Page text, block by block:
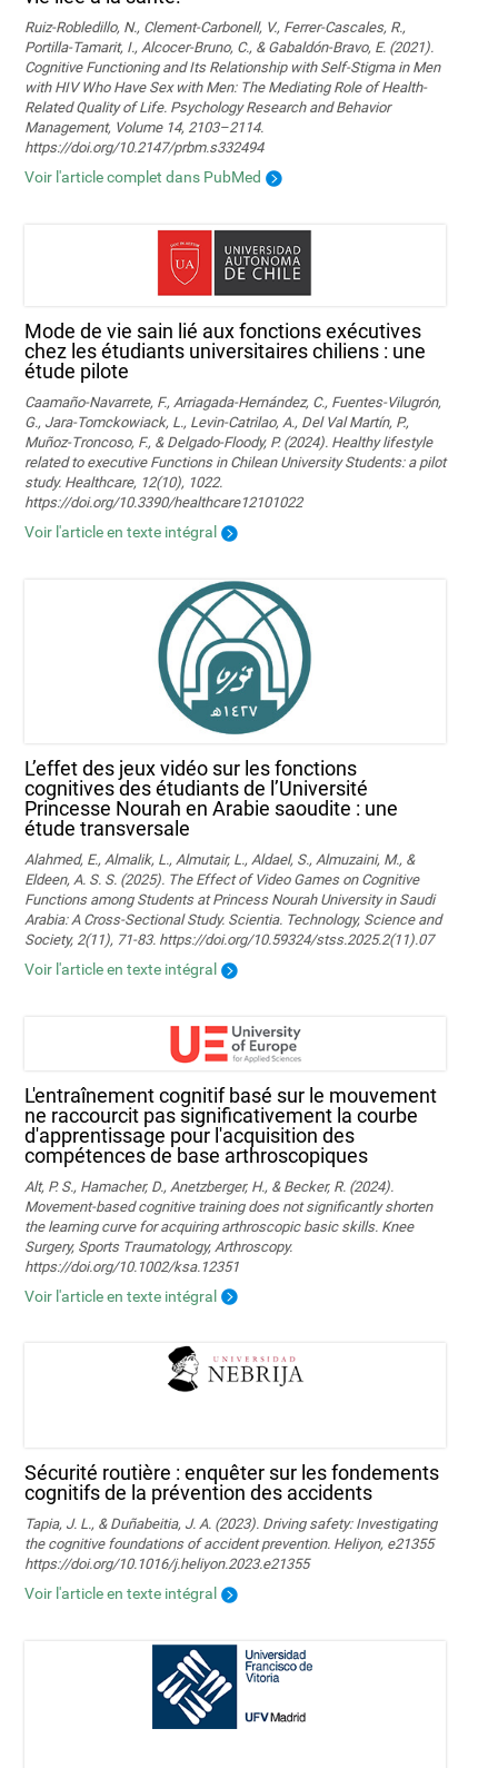
Ruiz-Robledillo, N., Clement-Carbonell, V., Ferrer-Cascales, R.,
Portilla-Tamarit, I., Alcocer-Bruno, C., & Gabaldón-Bravo, E. (2021).
Cognitive Functioning and Its Relationship with Self-Stigma in Men
with HIV Who Have Sex with Men: The Mediating Role of Health-
Related Quality of Life. Psychology Research and Behavior
Management, Volume 14, 2103–2114.
https://doi.org/10.2147/prbm.s332494
Voir l'article complet dans PubMed
Mode de vie sain lié aux fonctions exécutives
chez les étudiants universitaires chiliens : une
étude pilote
Caamaño-Navarrete, F., Arriagada-Hernández, C., Fuentes-Vilugrón,
G., Jara-Tomckowiack, L., Levin-Catrilao, A., Del Val Martín, P.,
Muñoz-Troncoso, F., & Delgado-Floody, P. (2024). Healthy lifestyle
related to executive Functions in Chilean University Students: a pilot
study. Healthcare, 12(10), 1022.
https://doi.org/10.3390/healthcare12101022
Voir l'article en texte intégral
L’effet des jeux vidéo sur les fonctions
cognitives des étudiants de l’Université
Princesse Nourah en Arabie saoudite : une
étude transversale
Alahmed, E., Almalik, L., Almutair, L., Aldael, S., Almuzaini, M., &
Eldeen, A. S. S. (2025). The Effect of Video Games on Cognitive
Functions among Students at Princess Nourah University in Saudi
Arabia: A Cross-Sectional Study. Scientia. Technology, Science and
Society, 2(11), 71-83. https://doi.org/10.59324/stss.2025.2(11).07
Voir l'article en texte intégral
L'entraînement cognitif basé sur le mouvement
ne raccourcit pas significativement la courbe
d'apprentissage pour l'acquisition des
compétences de base arthroscopiques
Alt, P. S., Hamacher, D., Anetzberger, H., & Becker, R. (2024).
Movement‐based cognitive training does not significantly shorten
the learning curve for acquiring arthroscopic basic skills. Knee
Surgery, Sports Traumatology, Arthroscopy.
https://doi.org/10.1002/ksa.12351
Voir l'article en texte intégral
Sécurité routière : enquêter sur les fondements
cognitifs de la prévention des accidents
Tapia, J. L., & Duñabeitia, J. A. (2023). Driving safety: Investigating
the cognitive foundations of accident prevention. Heliyon, e21355
https://doi.org/10.1016/j.heliyon.2023.e21355
Voir l'article en texte intégral